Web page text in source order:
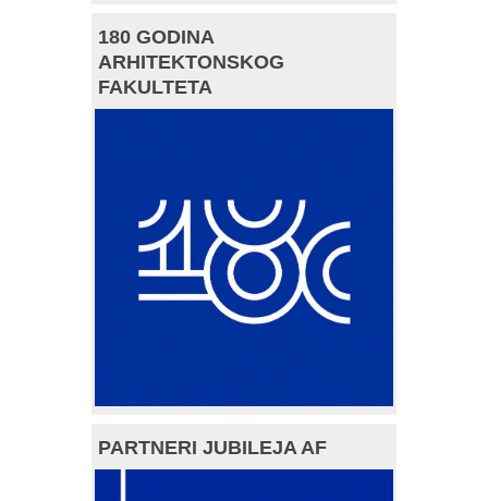
180 GODINA
ARHITEKTONSKOG
FAKULTETA
PARTNERI JUBILEJA AF